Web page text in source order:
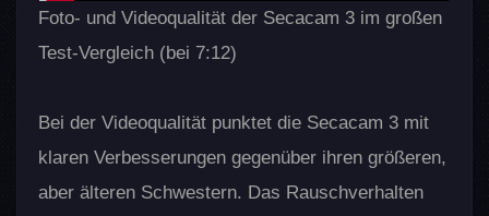
Foto- und Videoqualität der Secacam 3 im großen
Test-Vergleich (bei 7:12)
Bei der Videoqualität punktet die Secacam 3 mit
klaren Verbesserungen gegenüber ihren größeren,
aber älteren Schwestern. Das Rauschverhalten